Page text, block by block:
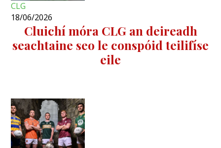
CLG
18/06/2026
Cluichí móra CLG an deireadh
seachtaine seo le conspóid teilifíse
eile